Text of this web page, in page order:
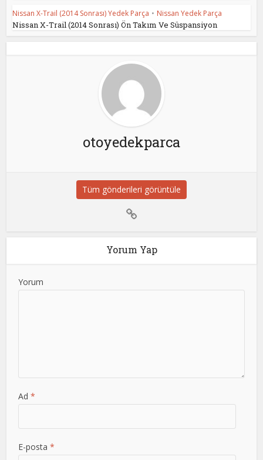
Nissan X-Trail (2014 Sonrası) Yedek Parça • Nissan Yedek Parça
Nissan X-Trail (2014 Sonrası) Ön Takım Ve Süspansiyon
otoyedekparca
Tüm gönderileri görüntüle
Yorum Yap
Yorum
Ad*
E-posta*